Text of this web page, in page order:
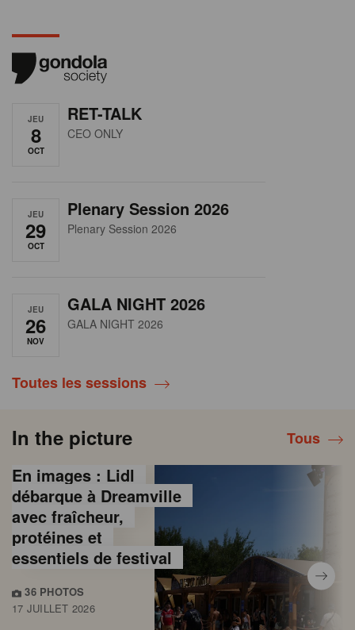
JEU
8
OCT
RET-TALK
CEO ONLY
JEU
29
OCT
Plenary Session 2026
Plenary Session 2026
JEU
26
NOV
GALA NIGHT 2026
GALA NIGHT 2026
Toutes les sessions
In the picture Tous
En images : Lidl
débarque à Dreamville
avec fraîcheur,
protéines et
essentiels de festival
36 PHOTOS
17 JUILLET 2026